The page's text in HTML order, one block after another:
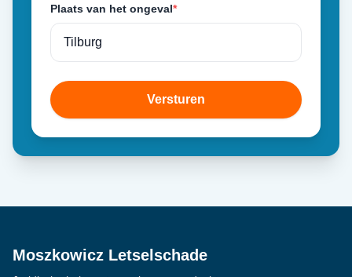
Plaats van het ongeval*
Versturen
Moszkowicz Letselschade